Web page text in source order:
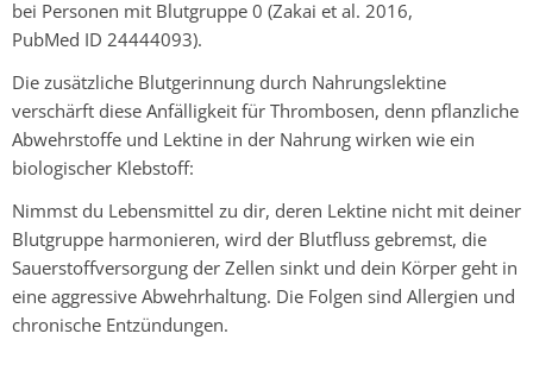
bei Personen mit Blutgruppe 0 (Zakai et al. 2016,
PubMed ID 24444093).
Die zusätzliche Blutgerinnung durch Nahrungslektine
verschärft diese Anfälligkeit für Thrombosen, denn pflanzliche
Abwehrstoffe und Lektine in der Nahrung wirken wie ein
biologischer Klebstoff:
Nimmst du Lebensmittel zu dir, deren Lektine nicht mit deiner
Blutgruppe harmonieren, wird der Blutfluss gebremst, die
Sauerstoffversorgung der Zellen sinkt und dein Körper geht in
eine aggressive Abwehrhaltung. Die Folgen sind Allergien und
chronische Entzündungen.